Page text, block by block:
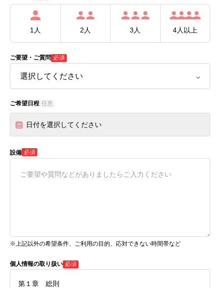
1人 2人 3人 4人以上
ご要望・ご質問 必須
ご希望日程 任意
日付を選択してください
設備 必須
※上記以外の希望条件、ご利用の目的、応対できない時間帯など
個人情報の取り扱い 必須
第１章 総則